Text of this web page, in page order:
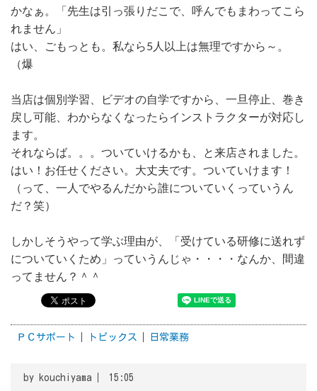
かなぁ。「先生は引っ張りだこで、呼んでもまわってこら
れません」
はい、ごもっとも。私なら5人以上は無理ですから～。
（爆
当店は個別学習、ビデオの自学ですから、一旦停止、巻き
戻し可能、わからなくなったらインストラクターが対応し
ます。
それならば。。。ついていけるかも、と来店されました。
はい！お任せください。大丈夫です。ついていけます！
（って、一人でやるんだから誰についていくっていうん
だ？笑）
しかしそうやって学ぶ理由が、「受けている研修に送れず
についていくため」っていうんじゃ・・・・なんか、間違
ってません？＾＾
ＰＣサポート トピックス 日常業務
by kouchiyama 15:05